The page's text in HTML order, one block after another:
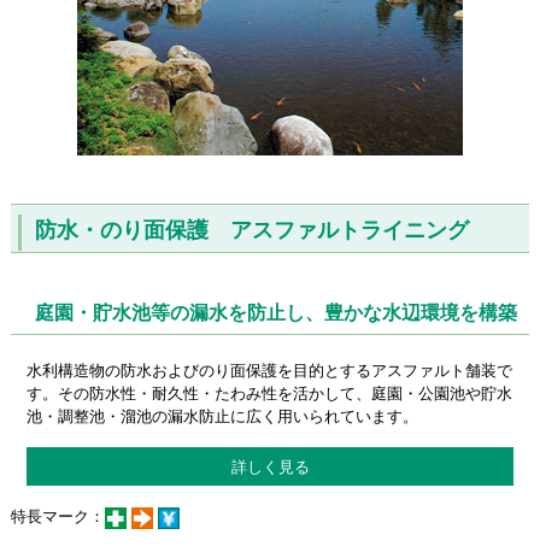
防水・のり面保護 アスファルトライニング
庭園・貯水池等の漏水を防止し、豊かな水辺環境を構築
水利構造物の防水およびのり面保護を目的とするアスファルト舗装で
す。その防水性・耐久性・たわみ性を活かして、庭園・公園池や貯水
池・調整池・溜池の漏水防止に広く用いられています。
詳しく見る
特長マーク：